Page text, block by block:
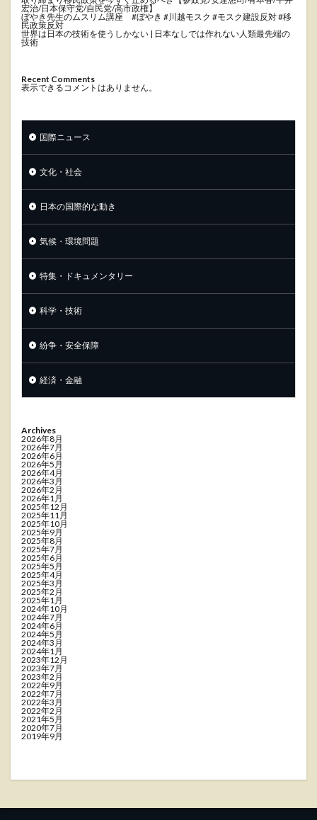
宏治/日本保守党/自民党/高市政権】
ぼやき先生のムスリム講座 #ぼやき #川越モスク #モスク建設反対 #移
民政策反対
世界は日本の技術を使うしかない | 日本なしでは作れない人類最先端の
技術
Recent Comments
表示できるコメントはありません。
国際ニュース
文化・社会
日本の国際的な動き
気候・環境問題
特集・ドキュメンタリー
科学・技術
紛争・安全保障
経済・金融
Archives
2026年8月
2026年7月
2026年6月
2026年5月
2026年4月
2026年3月
2026年2月
2026年1月
2025年12月
2025年11月
2025年10月
2025年9月
2025年8月
2025年7月
2025年6月
2025年5月
2025年4月
2025年3月
2025年2月
2025年1月
2024年10月
2024年7月
2024年6月
2024年5月
2024年3月
2024年1月
2023年12月
2023年7月
2023年2月
2022年9月
2022年7月
2022年3月
2022年2月
2021年5月
2020年7月
2019年9月